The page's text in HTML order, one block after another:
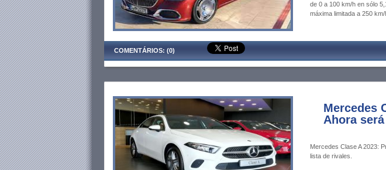
de 0 a 100 km/h en sólo
máxima limitada a 250 km/
COMENTÁRIOS: (0)
Mercedes
Ahora
Mercedes Clase A 2023:
lista de rivales.